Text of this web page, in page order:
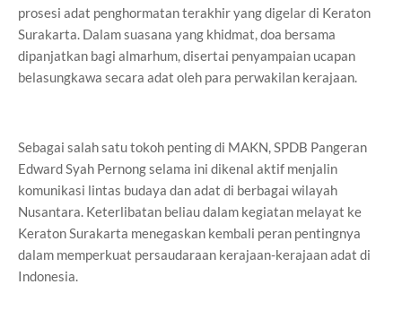
prosesi adat penghormatan terakhir yang digelar di Keraton
Surakarta. Dalam suasana yang khidmat, doa bersama
dipanjatkan bagi almarhum, disertai penyampaian ucapan
belasungkawa secara adat oleh para perwakilan kerajaan.
Sebagai salah satu tokoh penting di MAKN, SPDB Pangeran
Edward Syah Pernong selama ini dikenal aktif menjalin
komunikasi lintas budaya dan adat di berbagai wilayah
Nusantara. Keterlibatan beliau dalam kegiatan melayat ke
Keraton Surakarta menegaskan kembali peran pentingnya
dalam memperkuat persaudaraan kerajaan-kerajaan adat di
Indonesia.